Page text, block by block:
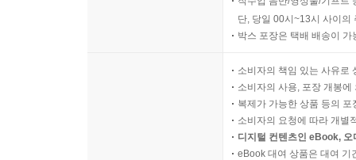
단, 당일 00시~13시 사이의
박스 포장은 택배 배송이
소비자의 책임 있는 사유로
소비자의 사용, 포장 개봉
복제가 가능한 상품 등의
소비자의 요청에 따라 개별
디지털 컨텐츠인 eBook,
eBook 대여 상품은 대여 기